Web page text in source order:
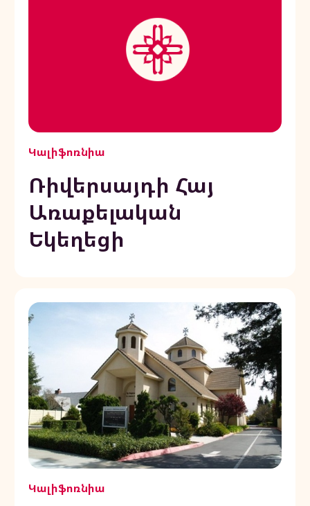
Կալիֆոռնիա
Ռիվերսայդի Հայ
Առաքելական
Եկեղեցի
Կալիֆոռնիա